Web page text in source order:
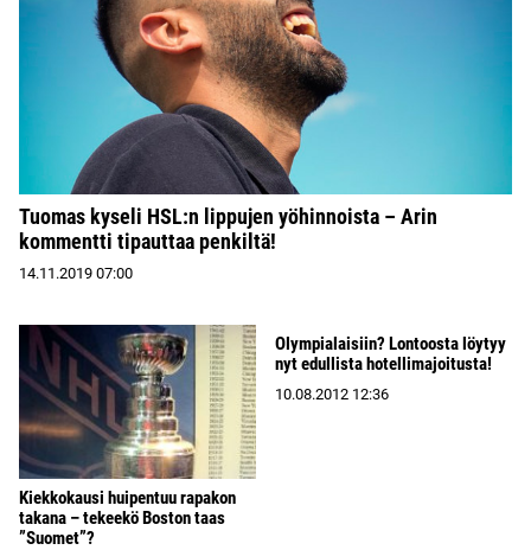
Tuomas kyseli HSL:n lippujen yöhinnoista – Arin
kommentti tipauttaa penkiltä!
14.11.2019 07:00
Kiekkokausi huipentuu rapakon
takana – tekeekö Boston taas
”Suomet”?
Olympialaisiin? Lontoosta löytyy
nyt edullista hotellimajoitusta!
10.08.2012 12:36